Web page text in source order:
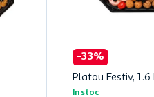
-33%
Platou Festiv, 1.6
In stoc